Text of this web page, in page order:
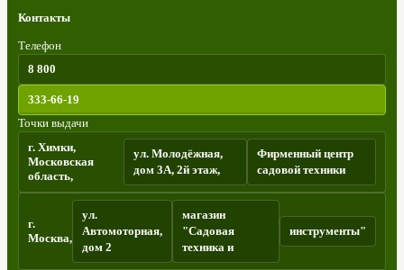
Контакты
Телефон
8 800
333-66-19
Точки выдачи
г. Химки,
Московская
область,
ул. Молодёжная,
дом 3А, 2й этаж,
Фирменный центр
садовой техники
г.
Москва,
ул.
Автомоторная,
дом 2
магазин
"Садовая
техника и
инструменты"